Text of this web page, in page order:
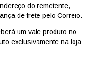
do remetente,
de frete pelo Correio.
um vale produto no
exclusivamente na loja